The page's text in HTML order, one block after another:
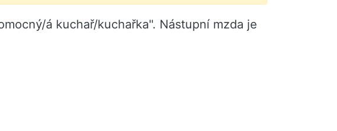
á kuchař/kuchařka". Nástupní mzda je